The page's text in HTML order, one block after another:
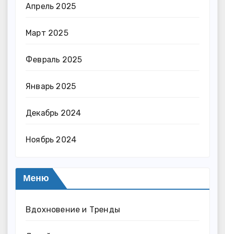
Апрель 2025
Март 2025
Февраль 2025
Январь 2025
Декабрь 2024
Ноябрь 2024
Меню
Вдохновение и Тренды